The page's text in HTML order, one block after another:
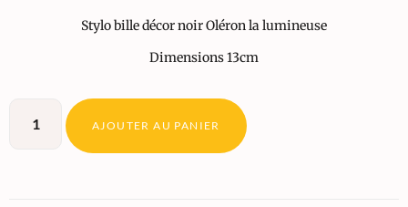
Stylo bille décor noir Oléron la lumineuse
Dimensions 13cm
AJOUTER AU PANIER